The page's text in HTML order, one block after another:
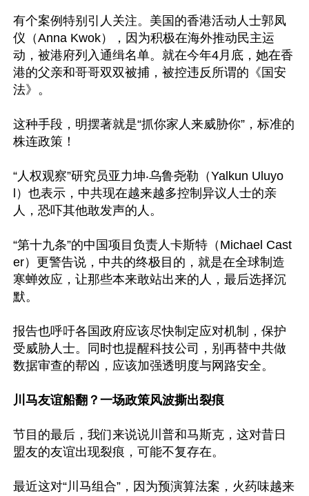
有个案例特别引人关注。美国的香港活动人士郭凤
仪（Anna Kwok），因为积极在海外推动民主运
动，被港府列入通缉名单。就在今年4月底，她在香
港的父亲和哥哥双双被捕，被控违反所谓的《国安
法》。
这种手段，明摆著就是“抓你家人来威胁你”，标准的
株连政策！
“人权观察”研究员亚力坤‧乌鲁尧勒（Yalkun Uluyo
l）也表示，中共现在越来越多控制异议人士的亲
人，恐吓其他敢发声的人。
“第十九条”的中国项目负责人卡斯特（Michael Cast
er）更警告说，中共的终极目的，就是在全球制造
寒蝉效应，让那些本来敢站出来的人，最后选择沉
默。
报告也呼吁各国政府应该尽快制定应对机制，保护
受威胁人士。同时也提醒科技公司，别再替中共做
数据审查的帮凶，应该加强透明度与网路安全。
川马友谊船翻？一场政策风波撕出裂痕
节目的最后，我们来说说川普和马斯克，这对昔日
盟友的友谊出现裂痕，可能不复存在。
最近这对“川马组合”，因为预演算法案，火药味越来